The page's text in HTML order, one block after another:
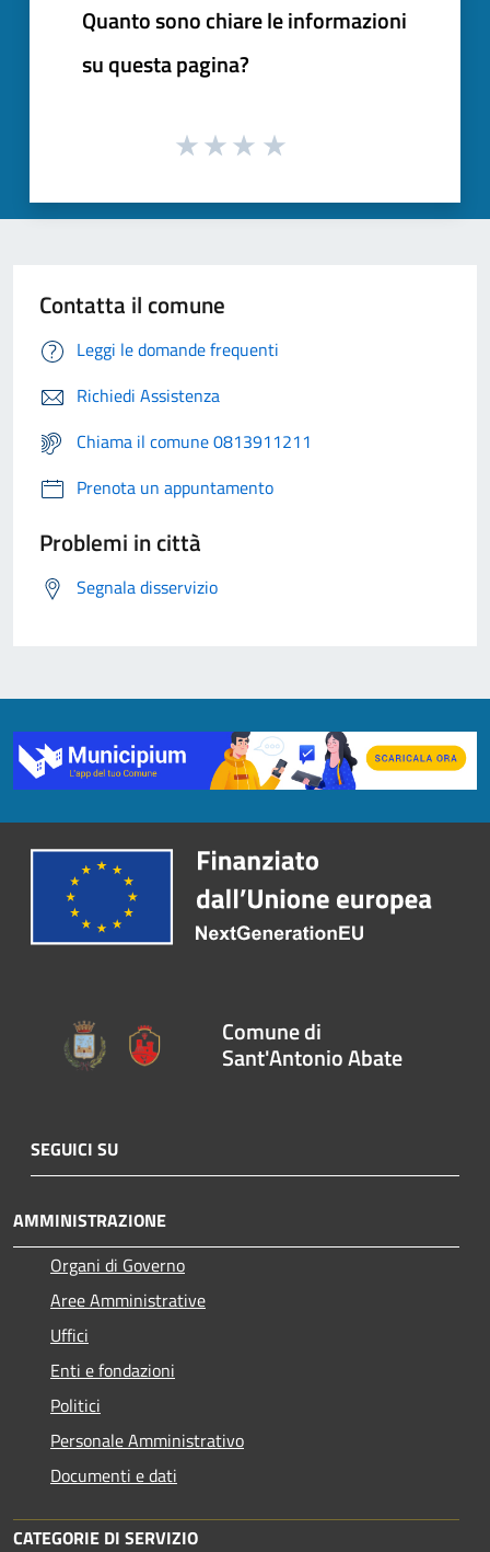
Quanto sono chiare le informazioni
su questa pagina?
Contatta il comune
Leggi le domande frequenti
Richiedi Assistenza
Chiama il comune 0813911211
Prenota un appuntamento
Problemi in città
Segnala disservizio
Comune di
Sant'Antonio Abate
SEGUICI SU
AMMINISTRAZIONE
Organi di Governo
Aree Amministrative
Uffici
Enti e fondazioni
Politici
Personale Amministrativo
Documenti e dati
CATEGORIE DI SERVIZIO